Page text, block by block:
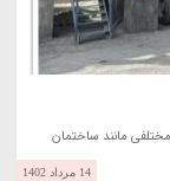
مانند ساختمان
14 مرداد 1402